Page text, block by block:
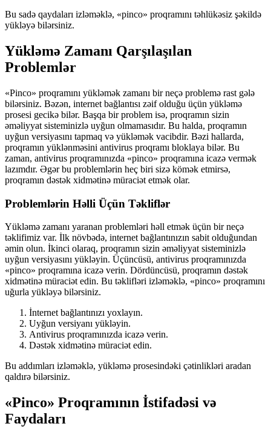
Bu sadə qaydaları izləməklə, «pinco» proqramını təhlükəsiz şəkildə
yükləyə bilərsiniz.
Yükləmə Zamanı Qarşılaşılan
Problemlər
«Pinco» proqramını yükləmək zamanı bir neçə problemə rast gələ
bilərsiniz. Bəzən, internet bağlantısı zəif olduğu üçün yükləmə
prosesi gecikə bilər. Başqa bir problem isə, proqramın sizin
əməliyyat sisteminizlə uyğun olmamasıdır. Bu halda, proqramın
uyğun versiyasını tapmaq və yükləmək vacibdir. Bəzi hallarda,
proqramın yüklənməsini antivirus proqramı bloklaya bilər. Bu
zaman, antivirus proqramınızda «pinco» proqramına icazə vermək
lazımdır. Əgər bu problemlərin heç biri sizə kömək etmirsə,
proqramın dəstək xidmətinə müraciət etmək olar.
Problemlərin Həlli Üçün Təkliflər
Yükləmə zamanı yaranan problemləri həll etmək üçün bir neçə
təklifimiz var. İlk növbədə, internet bağlantınızın sabit olduğundan
əmin olun. İkinci olaraq, proqramın sizin əməliyyat sisteminizlə
uyğun versiyasını yükləyin. Üçüncüsü, antivirus proqramınızda
«pinco» proqramına icazə verin. Dördüncüsü, proqramın dəstək
xidmətinə müraciət edin. Bu təklifləri izləməklə, «pinco» proqramını
uğurla yükləyə bilərsiniz.
İnternet bağlantınızı yoxlayın.
Uyğun versiyanı yükləyin.
Antivirus proqramınızda icazə verin.
Dəstək xidmətinə müraciət edin.
Bu addımları izləməklə, yükləmə prosesindəki çətinlikləri aradan
qaldırə bilərsiniz.
«Pinco» Proqramının İstifadəsi və
Faydaları